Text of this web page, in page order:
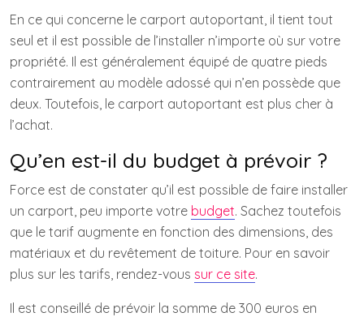
En ce qui concerne le carport autoportant, il tient tout
seul et il est possible de l’installer n’importe où sur votre
propriété. Il est généralement équipé de quatre pieds
contrairement au modèle adossé qui n’en possède que
deux. Toutefois, le carport autoportant est plus cher à
l’achat.
Qu’en est-il du budget à prévoir ?
Force est de constater qu’il est possible de faire installer
un carport, peu importe votre budget. Sachez toutefois
que le tarif augmente en fonction des dimensions, des
matériaux et du revêtement de toiture. Pour en savoir
plus sur les tarifs, rendez-vous sur ce site.
Il est conseillé de prévoir la somme de 300 euros en